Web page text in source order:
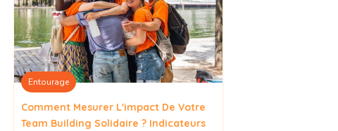
Entourage
Comment Mesurer L'impact De Votre
Team Building Solidaire ? Indicateurs